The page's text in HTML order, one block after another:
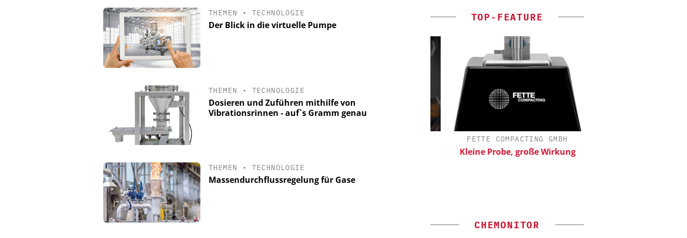
THEMEN • TECHNOLOGIE
Der Blick in die virtuelle Pumpe
THEMEN • TECHNOLOGIE
Dosieren und Zuführen mithilfe von
Vibrationsrinnen - auf`s Gramm genau
THEMEN • TECHNOLOGIE
Massendurchflussregelung für Gase
TOP-FEATURE
CHEMANAGER C/O WILEY-VCH GMBH
Generation Batteries and Hydrogen
FETTE COMPACTING GMBH
Kleine Probe, große Wirkung
CHEMONITOR